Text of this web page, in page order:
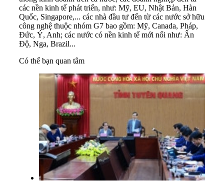
các nền kinh tế phát triển, như: Mỹ, EU, Nhật Bản, Hàn
Quốc, Singapore,... các nhà đầu tư đến từ các nước sở hữu
công nghệ thuộc nhóm G7 bao gồm: Mỹ, Canada, Pháp,
Đức, Ý, Anh; các nước có nền kinh tế mới nổi như: Ấn
Độ, Nga, Brazil...
Có thể bạn quan tâm